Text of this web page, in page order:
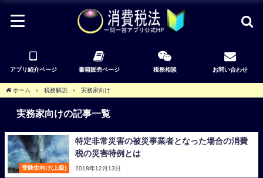
アプリ紹介ページ 書籍販売ページ 税務相談 お問い合わせ
ホーム 税務解説 実務家向け
実務家向けの記事一覧
受験生向け(上級)
特定非常災害の被災事業者となった場合の消費
税の災害特例とは
2018年12月13日